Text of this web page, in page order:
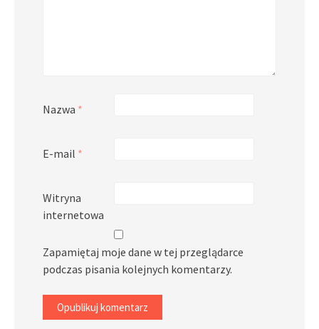
Nazwa *
E-mail *
Witryna
internetowa
Zapamiętaj moje dane w tej przeglądarce
podczas pisania kolejnych komentarzy.